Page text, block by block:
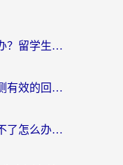
腾讯视频在英国用不了怎么办？留学生亲测有效的回国加速器指南
国外电影怎么看？海外党亲测有效的回国加速器选择指南
国家政务服务平台在缅甸用不了怎么办？海外华人必看的回国加速全攻略